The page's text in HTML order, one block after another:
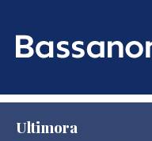
Ultimora